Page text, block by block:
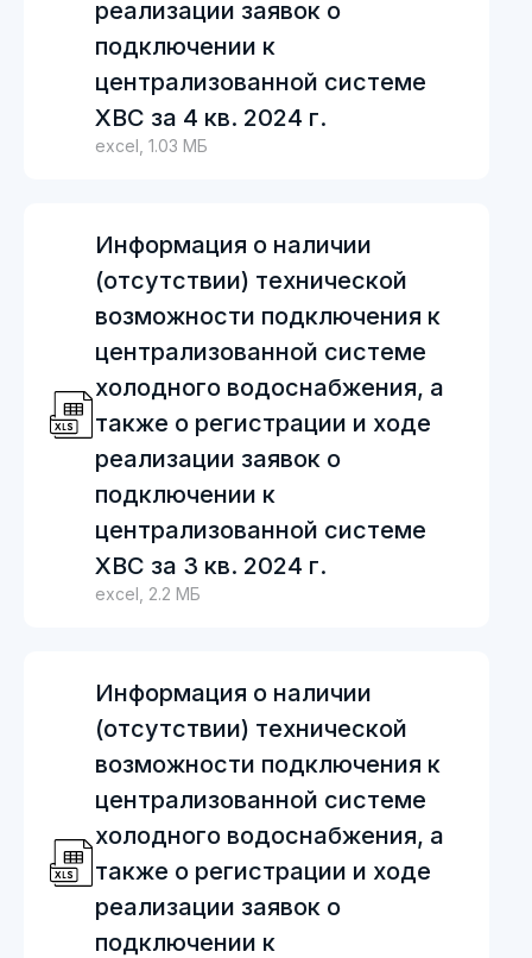
реализации заявок о
подключении к
централизованной системе
ХВС за 4 кв. 2024 г.
excel, 1.03 МБ
Информация о наличии
(отсутствии) технической
возможности подключения к
централизованной системе
холодного водоснабжения, а
также о регистрации и ходе
реализации заявок о
подключении к
централизованной системе
ХВС за 3 кв. 2024 г.
excel, 2.2 МБ
Информация о наличии
(отсутствии) технической
возможности подключения к
централизованной системе
холодного водоснабжения, а
также о регистрации и ходе
реализации заявок о
подключении к